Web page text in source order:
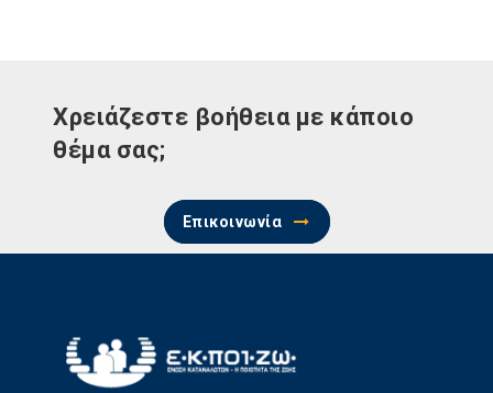
Χρειάζεστε βοήθεια με κάποιο
θέμα σας;
Επικοινωνία